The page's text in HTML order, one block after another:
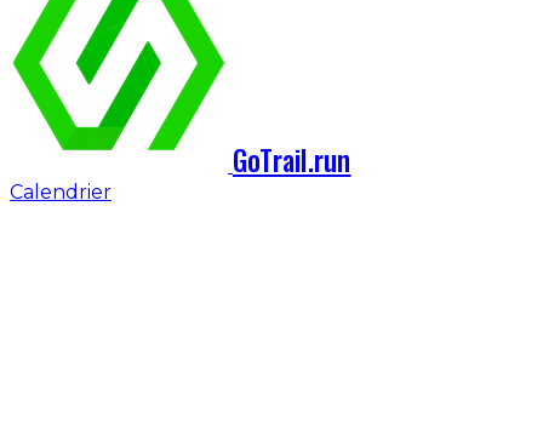
GoTrail.run
Calendrier